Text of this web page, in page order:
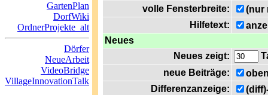
GartenPlan
DorfWiki
OrdnerProjekte_alt
Dörfer
NeueArbeit
VideoBridge
VillageInnovationTalk
volle Fensterbreite:
(nur
Hilfetext:
Neues
Neues zeigt:
neue Beiträge:
Differenzanzeige: